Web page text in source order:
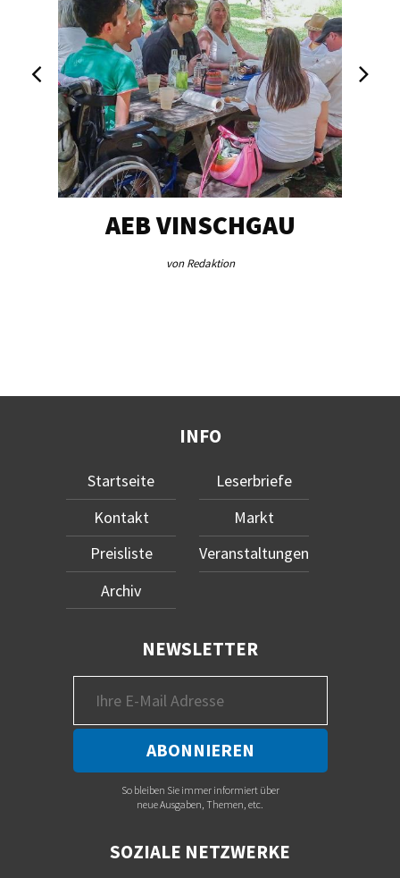
AEB VINSCHGAU
von Redaktion
INFO
Startseite
Kontakt
Preisliste
Archiv
Leserbriefe
Markt
Veranstaltungen
NEWSLETTER
So bleiben Sie immer informiert über
neue Ausgaben, Themen, etc.
SOZIALE NETZWERKE